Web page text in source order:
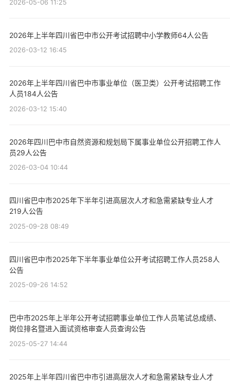
2026-05-06 11:25
2026年上半年四川省巴中市公开考试招聘中小学教师64人公告
2026-03-12 16:45
2026年上半年四川省巴中市事业单位（医卫类）公开考试招聘工作
人员184人公告
2026-03-12 15:40
2026年四川巴中市自然资源和规划局下属事业单位公开招聘工作人
员29人公告
2026-03-04 10:44
四川省巴中市2025年下半年引进高层次人才和急需紧缺专业人才
219人公告
2025-09-28 08:49
四川省巴中市2025年下半年事业单位公开考试招聘工作人员258人
公告
2025-09-26 14:52
巴中市2025年上半年公开考试招聘事业单位工作人员笔试总成绩、
岗位排名暨进入面试资格审查人员查询公告
2025-05-27 14:44
2025年上半年四川省巴中市引进高层次人才和急需紧缺专业人才